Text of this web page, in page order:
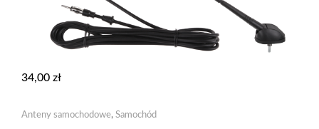
34,00 zł
Anteny samochodowe, Samochód